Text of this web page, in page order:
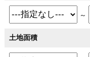
～
土地面積